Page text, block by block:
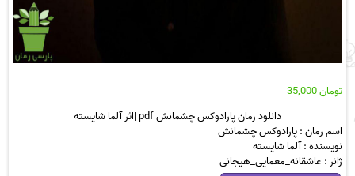
تومان35,000
دانلود رمان پارادوکس چشمانش pdf |اثر آلما شایسته
اسم رمان : پارادوکس چشمانش
نویسنده : آلما شایسته
ژانر : عاشقانه_معمایی_هیجانی